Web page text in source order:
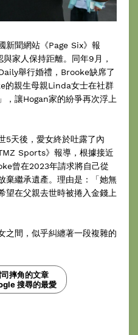
新聞網站《Page Six》報
家人保持距離。同年9月，
舉行婚禮，Brooke缺席了
的親生母親Linda女士在社群
，讓Hogan家的紛爭再次浮上
5天後，愛女終於吐露了內
Sports》報導，根據接近
曾在2023年請求將自己從
棄繼承遺產。理由是：「她無
望在父親去世時被捲入金錢上
之間，似乎糾纏著一段複雜的
摔角的文章
搜尋的最愛